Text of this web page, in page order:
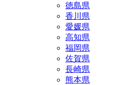
徳島県
香川県
愛媛県
高知県
福岡県
佐賀県
長崎県
熊本県